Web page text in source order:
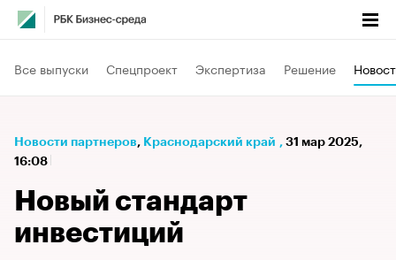
Все выпуски Спецпроект Экспертиза Решение
Новости партнеров⁠, Краснодарский край , 31 мар 2025,
16:08
Новый стандарт
инвестиций